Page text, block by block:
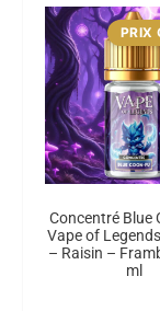
PRIX
Concentré Blue
Vape of
– Raisin –
ml